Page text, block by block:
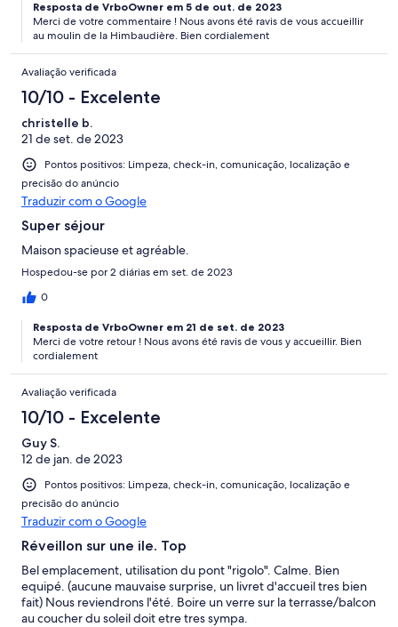
Resposta de VrboOwner em 5 de out. de 2023
Merci de votre commentaire ! Nous avons été ravis de vous accueillir
au moulin de la Himbaudière. Bien cordialement
Avaliação verificada
10/10 - Excelente
christelle b.
21 de set. de 2023
Pontos positivos: Limpeza, check-in, comunicação, localização e
precisão do anúncio
Traduzir com o Google
Super séjour
Maison spacieuse et agréable.
Hospedou-se por 2 diárias em set. de 2023
0
Resposta de VrboOwner em 21 de set. de 2023
Merci de votre retour ! Nous avons été ravis de vous y accueillir. Bien
cordialement
Avaliação verificada
10/10 - Excelente
Guy S.
12 de jan. de 2023
Pontos positivos: Limpeza, check-in, comunicação, localização e
precisão do anúncio
Traduzir com o Google
Réveillon sur une ile. Top
Bel emplacement, utilisation du pont "rigolo". Calme. Bien
equipé. (aucune mauvaise surprise, un livret d'accueil tres bien
fait) Nous reviendrons l'été. Boire un verre sur la terrasse/balcon
au coucher du soleil doit etre tres sympa.